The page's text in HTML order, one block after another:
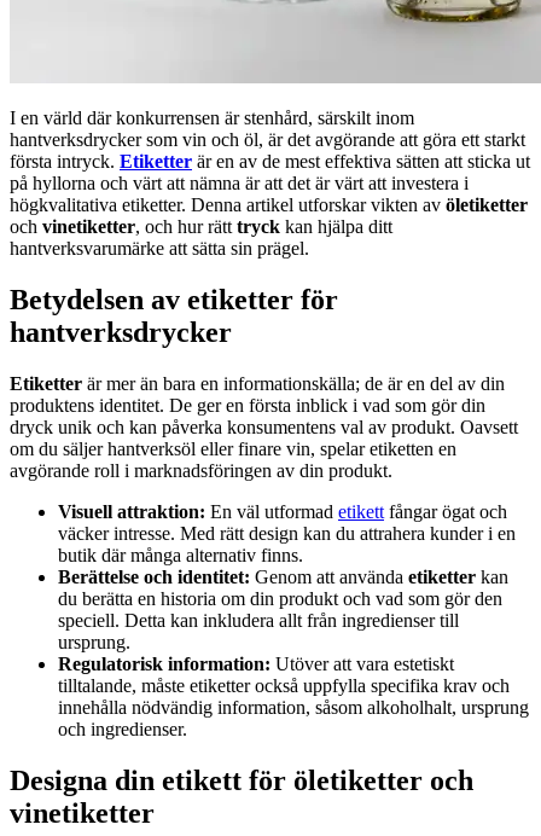
I en värld där konkurrensen är stenhård, särskilt inom
hantverksdrycker som vin och öl, är det avgörande att göra ett starkt
första intryck. Etiketter är en av de mest effektiva sätten att sticka ut
på hyllorna och värt att nämna är att det är värt att investera i
högkvalitativa etiketter. Denna artikel utforskar vikten av öletiketter
och vinetiketter, och hur rätt tryck kan hjälpa ditt
hantverksvarumärke att sätta sin prägel.
Betydelsen av etiketter för
hantverksdrycker
Etiketter är mer än bara en informationskälla; de är en del av din
produktens identitet. De ger en första inblick i vad som gör din
dryck unik och kan påverka konsumentens val av produkt. Oavsett
om du säljer hantverksöl eller finare vin, spelar etiketten en
avgörande roll i marknadsföringen av din produkt.
Visuell attraktion: En väl utformad etikett fångar ögat och
väcker intresse. Med rätt design kan du attrahera kunder i en
butik där många alternativ finns.
Berättelse och identitet: Genom att använda etiketter kan
du berätta en historia om din produkt och vad som gör den
speciell. Detta kan inkludera allt från ingredienser till
ursprung.
Regulatorisk information: Utöver att vara estetiskt
tilltalande, måste etiketter också uppfylla specifika krav och
innehålla nödvändig information, såsom alkoholhalt, ursprung
och ingredienser.
Designa din etikett för öletiketter och
vinetiketter